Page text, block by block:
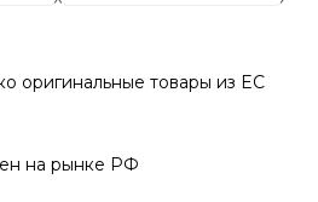
оригинальные товары из EC
на рынке РФ